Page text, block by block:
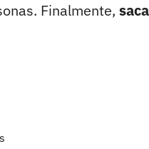
Finalmente,